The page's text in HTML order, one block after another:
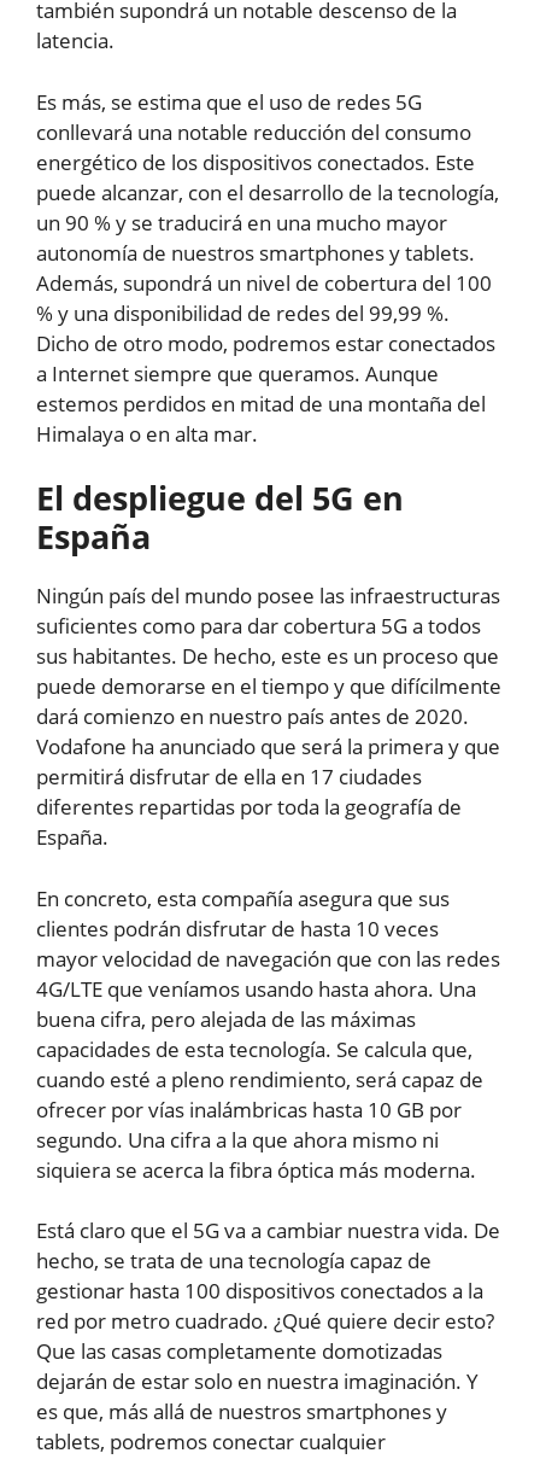
también supondrá un notable descenso de la
latencia.
Es más, se estima que el uso de redes 5G
conllevará una notable reducción del consumo
energético de los dispositivos conectados. Este
puede alcanzar, con el desarrollo de la tecnología,
un 90 % y se traducirá en una mucho mayor
autonomía de nuestros smartphones y tablets.
Además, supondrá un nivel de cobertura del 100
% y una disponibilidad de redes del 99,99 %.
Dicho de otro modo, podremos estar conectados
a Internet siempre que queramos. Aunque
estemos perdidos en mitad de una montaña del
Himalaya o en alta mar.
El despliegue del 5G en
España
Ningún país del mundo posee las infraestructuras
suficientes como para dar cobertura 5G a todos
sus habitantes. De hecho, este es un proceso que
puede demorarse en el tiempo y que difícilmente
dará comienzo en nuestro país antes de 2020.
Vodafone ha anunciado que será la primera y que
permitirá disfrutar de ella en 17 ciudades
diferentes repartidas por toda la geografía de
España.
En concreto, esta compañía asegura que sus
clientes podrán disfrutar de hasta 10 veces
mayor velocidad de navegación que con las redes
4G/LTE que veníamos usando hasta ahora. Una
buena cifra, pero alejada de las máximas
capacidades de esta tecnología. Se calcula que,
cuando esté a pleno rendimiento, será capaz de
ofrecer por vías inalámbricas hasta 10 GB por
segundo. Una cifra a la que ahora mismo ni
siquiera se acerca la fibra óptica más moderna.
Está claro que el 5G va a cambiar nuestra vida. De
hecho, se trata de una tecnología capaz de
gestionar hasta 100 dispositivos conectados a la
red por metro cuadrado. ¿Qué quiere decir esto?
Que las casas completamente domotizadas
dejarán de estar solo en nuestra imaginación. Y
es que, más allá de nuestros smartphones y
tablets, podremos conectar cualquier